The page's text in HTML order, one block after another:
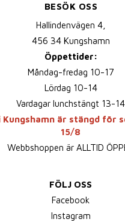
BESÖK OSS
Hallindenvägen 4,
456 34 Kungshamn
Öppettider:
Måndag-fredag 10-17
Lördag 10-14
Vardagar lunchstängt 13-14
Kungshamn är stängd för
15/8
Webbshoppen är ALLTID
FÖLJ OSS
Facebook
Instagram